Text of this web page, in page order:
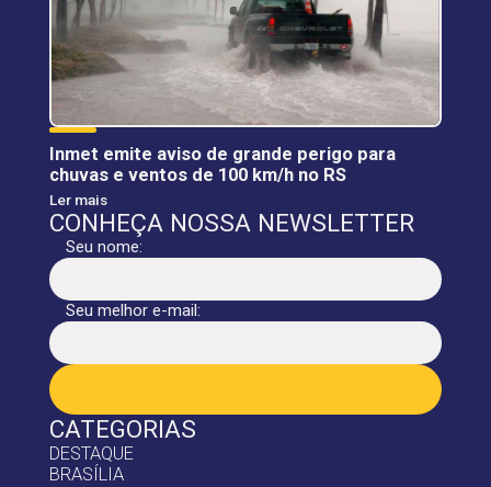
CATEGORIAS
DESTAQUE
BRASÍLIA
Inmet emite aviso de grande perigo para
chuvas e ventos de 100 km/h no RS
Ler mais
CONHEÇA NOSSA NEWSLETTER
Seu nome:
Seu melhor e-mail: